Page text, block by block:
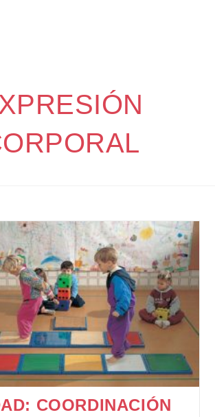
COORDINACIÓN